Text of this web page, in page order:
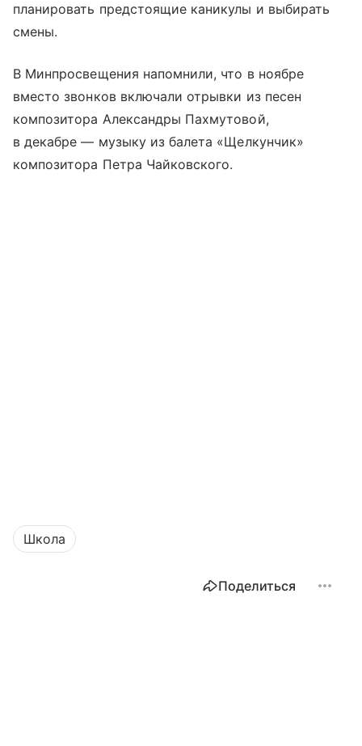
планировать предстоящие каникулы и выбирать
смены.
В Минпросвещения напомнили, что в ноябре
вместо звонков включали отрывки из песен
композитора Александры Пахмутовой,
в декабре — музыку из балета «Щелкунчик»
композитора Петра Чайковского.
Школа
Поделиться